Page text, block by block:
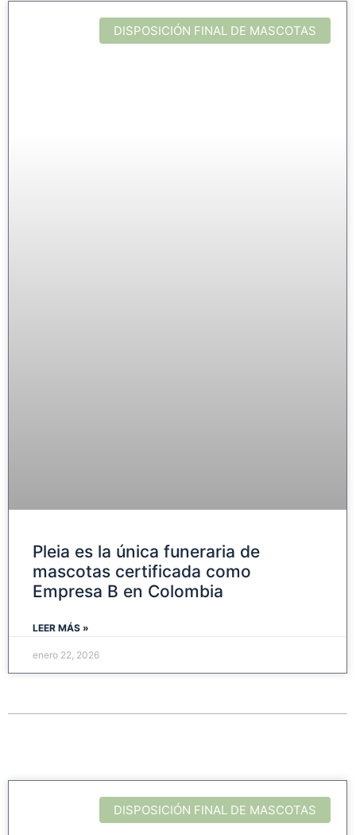
DISPOSICIÓN FINAL DE MASCOTAS
Pleia es la única funeraria de
mascotas certificada como
Empresa B en Colombia
LEER MÁS »
enero 22, 2026
DISPOSICIÓN FINAL DE MASCOTAS